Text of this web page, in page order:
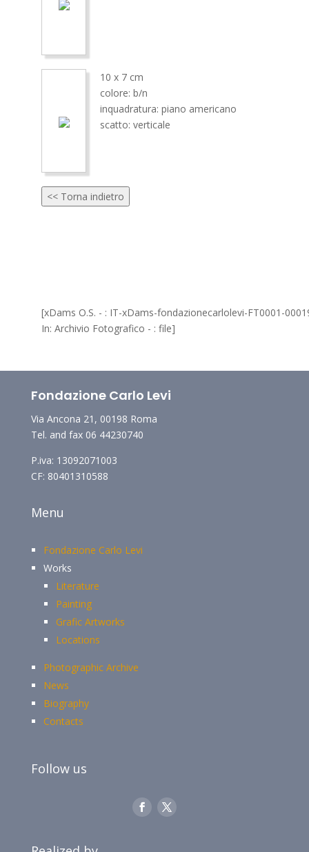
10 x 7 cm
colore: b/n
inquadratura: piano americano
scatto: verticale
<< Torna indietro
[xDams O.S. - : IT-xDams-fondazionecarlolevi-FT0001-
In: Archivio Fotografico - : file]
Fondazione Carlo Levi
Via Ancona 21, 00198 Roma
Tel. and fax 06 44230740
P.iva: 13092071003
CF: 80401310588
Menu
Fondazione Carlo Levi
Works
Literature
Painting
Grafic Artworks
Locations
Photographic Archive
News
Biography
Contacts
Follow us